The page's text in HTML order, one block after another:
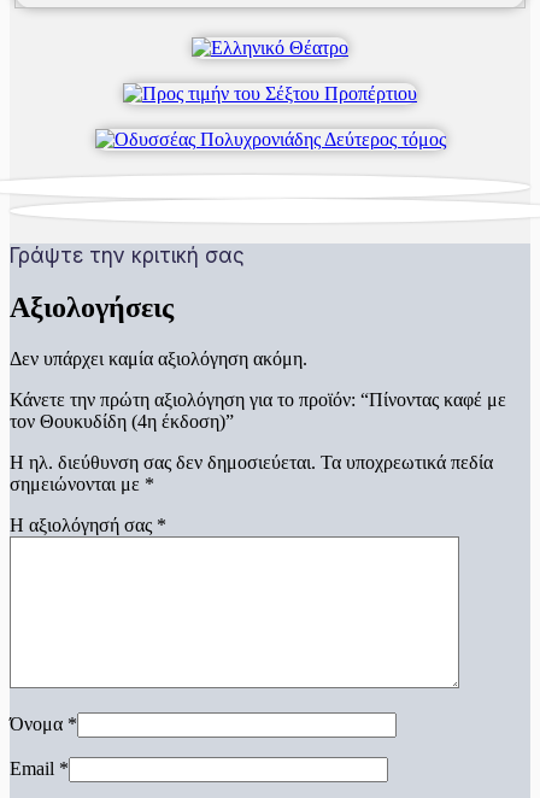
Γράψτε την κριτική σας
Αξιολογήσεις
Δεν υπάρχει καμία αξιολόγηση ακόμη.
Κάνετε την πρώτη αξιολόγηση για το προϊόν: “Πίνοντας καφέ με
τον Θουκυδίδη (4η έκδοση)”
Η ηλ. διεύθυνση σας δεν δημοσιεύεται. Τα υποχρεωτικά πεδία
σημειώνονται με *
Η αξιολόγησή σας *
Όνομα *
Email *